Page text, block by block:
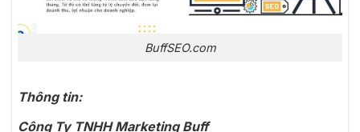
BuffSEO.com
Thông tin:
Công Ty TNHH Marketing Buff